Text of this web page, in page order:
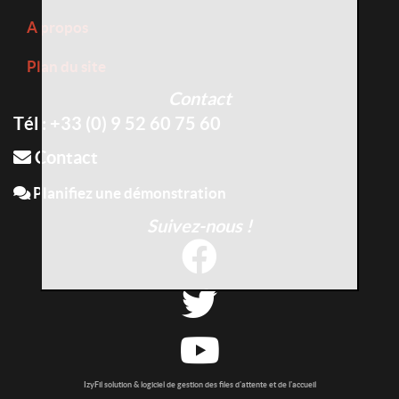
A propos
Plan du site
Contact
Tél : +33 (0) 9 52 60 75 60
Contact
Planifiez une démonstration
Suivez-nous !
IzyFil solution & logiciel de gestion des files d'attente et de l'accueil